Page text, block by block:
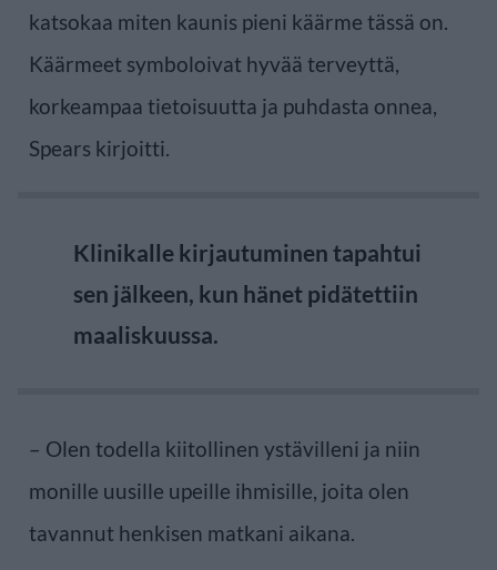
katsokaa miten kaunis pieni käärme tässä on.
Käärmeet symboloivat hyvää terveyttä,
korkeampaa tietoisuutta ja puhdasta onnea,
Spears kirjoitti.
Klinikalle kirjautuminen tapahtui
sen jälkeen, kun hänet pidätettiin
maaliskuussa.
– Olen todella kiitollinen ystävilleni ja niin
monille uusille upeille ihmisille, joita olen
tavannut henkisen matkani aikana.